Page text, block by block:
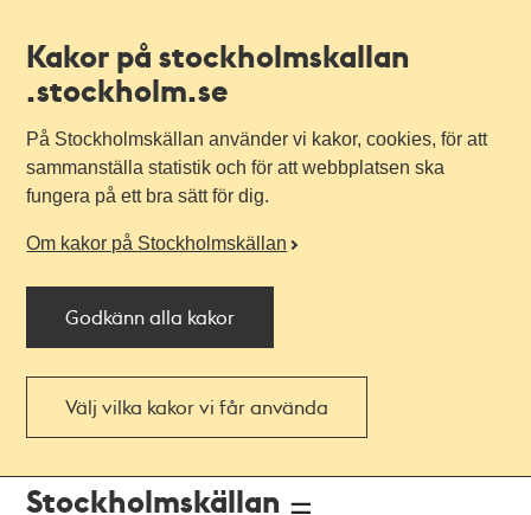
Kakor på stockholmskallan
.stockholm.se
På Stockholmskällan använder vi kakor, cookies, för att
sammanställa statistik och för att webbplatsen ska
fungera på ett bra sätt för dig.
Om kakor på Stockholmskällan
Godkänn alla kakor
Välj vilka kakor vi får använda
Stockholmskällan